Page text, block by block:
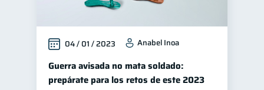
04 / 01 / 2023 Anabel Inoa
Guerra avisada no mata soldado:
prepárate para los retos de este 2023